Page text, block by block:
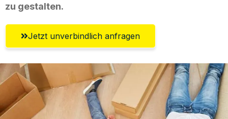
zu gestalten.
Jetzt unverbindlich anfragen